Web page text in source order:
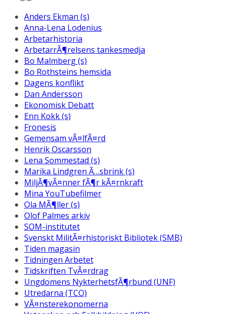
Anders Ekman (s)
Anna-Lena Lodenius
Arbetarhistoria
ArbetarrÃ¶relsens tankesmedja
Bo Malmberg (s)
Bo Rothsteins hemsida
Dagens konflikt
Dan Andersson
Ekonomisk Debatt
Enn Kokk (s)
Fronesis
Gemensam vÃ¤lfÃ¤rd
Henrik Oscarsson
Lena Sommestad (s)
Marika Lindgren Ã…sbrink (s)
MiljÃ¶vÃ¤nner fÃ¶r kÃ¤rnkraft
Mina YouTubefilmer
Ola MÃ¶ller (s)
Olof Palmes arkiv
SOM-institutet
Svenskt MilitÃ¤rhistoriskt Bibliotek (SMB)
Tiden magasin
Tidningen Arbetet
Tidskriften TvÃ¤rdrag
Ungdomens NykterhetsfÃ¶rbund (UNF)
Utredarna (TCO)
VÃ¤nsterekonomerna